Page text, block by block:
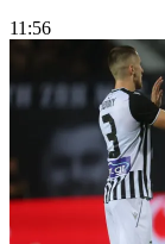
11:56